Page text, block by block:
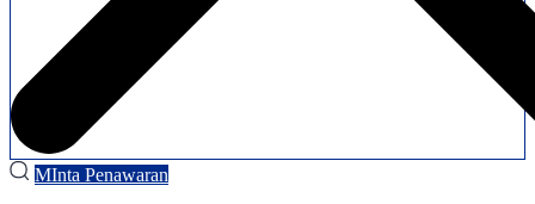
MInta Penawaran